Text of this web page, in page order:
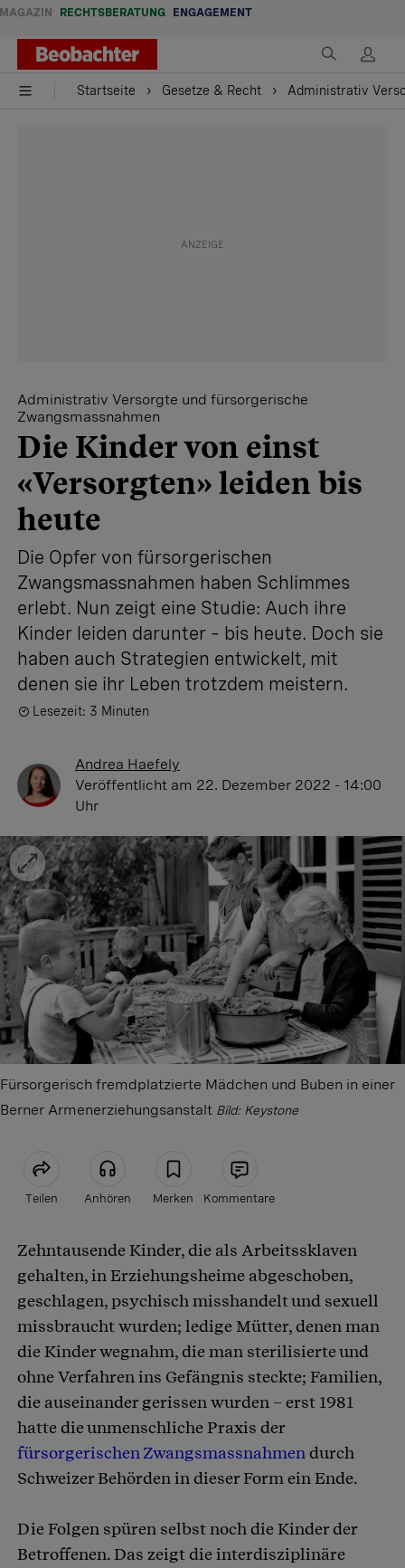
MAGAZIN RECHTSBERATUNG ENGAGEMENT
Startseite Gesetze & Recht Administrativ
Administrativ Versorgte und fürsorgerische
Zwangsmassnahmen
Die Kinder von einst
«Versorgten» leiden bis
heute
Die Opfer von fürsorgerischen
Zwangsmassnahmen haben Schlimmes
erlebt. Nun zeigt eine Studie: Auch ihre
Kinder leiden darunter – bis heute. Doch sie
haben auch Strategien entwickelt, mit
denen sie ihr Leben trotzdem meistern.
Lesezeit: 3 Minuten
Andrea Haefely
Veröffentlicht am 22. Dezember 2022 - 14:00
Uhr
Fürsorgerisch fremdplatzierte Mädchen und Buben in einer
Berner Armenerziehungsanstalt Bild: Keystone
Teilen Anhören Merken Kommentare
Artikel teilen
Zehntausende Kinder, die als Arbeitssklaven
gehalten, in Erziehungsheime abgeschoben,
geschlagen, psychisch misshandelt und sexuell
missbraucht wurden; ledige Mütter, denen man
die Kinder wegnahm, die man sterilisierte und
ohne Verfahren ins Gefängnis steckte; Familien,
die auseinander gerissen wurden – erst 1981
hatte die unmenschliche Praxis der
fürsorgerischen Zwangsmassnahmendurch
Schweizer Behörden in dieser Form ein Ende.
Die Folgen spüren selbst noch die Kinder der
Betroffenen. Das zeigt die interdisziplinäre